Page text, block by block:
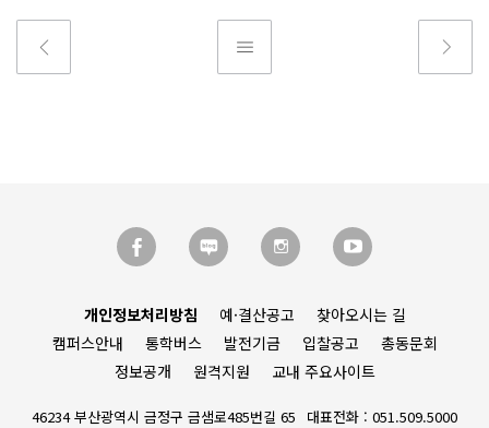
개인정보처리방침 예·결산공고
찾아오시는 길
캠퍼스안내
통학버스 발전기금 입찰공고
총동문회
정보공개
원격지원 교내 주요사이트
46234 부산광역시 금정구 금샘로485번길 65
대표전화 : 051.509.5000